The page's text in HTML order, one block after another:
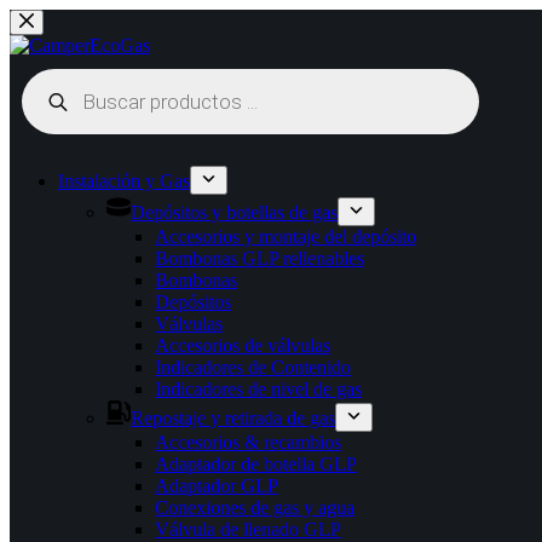
Saltar
al
contenido
Búsqueda
de
productos
Instalación y Gas
Depósitos y botellas de gas
Accesorios y montaje del depósito
Bombonas GLP rellenables
Bombonas
Depósitos
Válvulas
Accesorios de válvulas
Indicadores de Contenido
Indicadores de nivel de gas
Repostaje y retirada de gas
Accesorios & recambios
Adaptador de botella GLP
Adaptador GLP
Conexiones de gas y agua
Válvula de llenado GLP